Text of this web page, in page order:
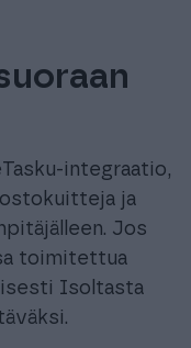
integraatio,
ja
Jos
toimitettua
Isoltasta